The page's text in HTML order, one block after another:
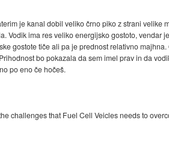
je kanal dobil veliko črno piko z strani velike
ima res veliko energijsko gostoto, vendar
gostote tiče ali pa je prednost relativno
bo pokazala da sem imel prav in da
po eno če hočeš.
challenges that Fuel Cell Veicles needs to